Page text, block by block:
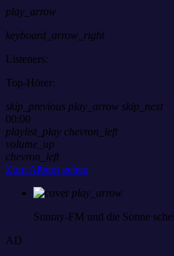
play_arrow
keyboard_arrow_right
Listeners:
Top-Hörer:
skip_previous play_arrow skip_next
00:00
playlist_play chevron_left
volume_up
chevron_left
Zum Album gehen
play_arrow
Sunray-FM und die Sonne
AD